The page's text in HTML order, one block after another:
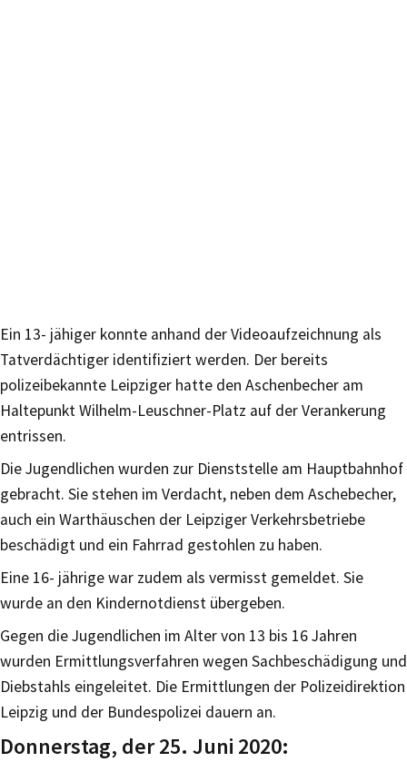
Ein 13- jähiger konnte anhand der Videoaufzeichnung als
Tatverdächtiger identifiziert werden. Der bereits
polizeibekannte Leipziger hatte den Aschenbecher am
Haltepunkt Wilhelm-Leuschner-Platz auf der Verankerung
entrissen.
Die Jugendlichen wurden zur Dienststelle am Hauptbahnhof
gebracht. Sie stehen im Verdacht, neben dem Aschebecher,
auch ein Warthäuschen der Leipziger Verkehrsbetriebe
beschädigt und ein Fahrrad gestohlen zu haben.
Eine 16- jährige war zudem als vermisst gemeldet. Sie
wurde an den Kindernotdienst übergeben.
Gegen die Jugendlichen im Alter von 13 bis 16 Jahren
wurden Ermittlungsverfahren wegen Sachbeschädigung und
Diebstahls eingeleitet. Die Ermittlungen der Polizeidirektion
Leipzig und der Bundespolizei dauern an.
Donnerstag, der 25. Juni 2020: